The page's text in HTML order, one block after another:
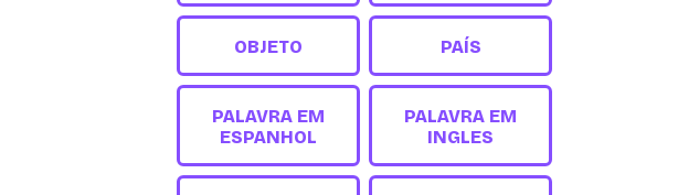
OBJETO PAÍS
PALAVRA EM
ESPANHOL
PALAVRA EM
INGLES